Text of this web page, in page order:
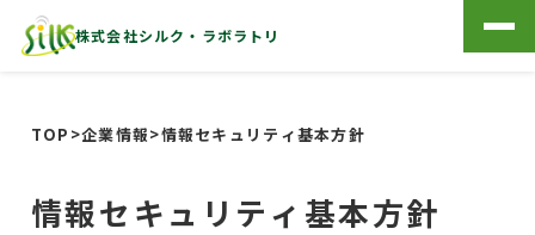
株式会社シルク・ラボラトリ
TOP >企業情報>情報セキュリティ基本方針
情報セキュリティ基本方針